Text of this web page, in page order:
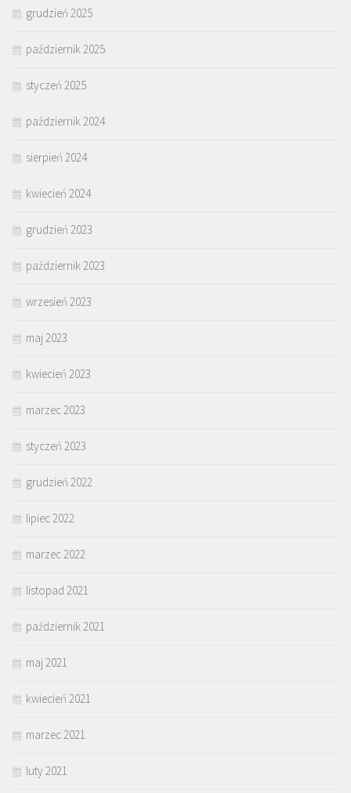
grudzień 2025
październik 2025
styczeń 2025
październik 2024
sierpień 2024
kwiecień 2024
grudzień 2023
październik 2023
wrzesień 2023
maj 2023
kwiecień 2023
marzec 2023
styczeń 2023
grudzień 2022
lipiec 2022
marzec 2022
listopad 2021
październik 2021
maj 2021
kwiecień 2021
marzec 2021
luty 2021